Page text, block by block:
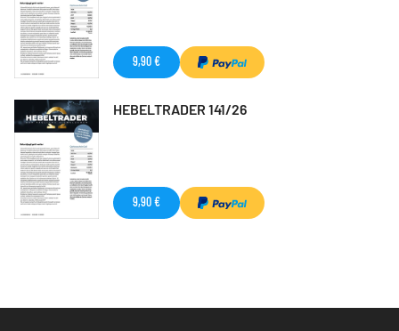
9,90 €
HEBELTRADER 141/26
9,90 €